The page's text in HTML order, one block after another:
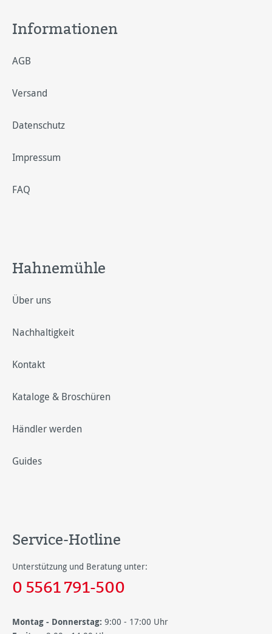
Informationen
AGB
Versand
Datenschutz
Impressum
FAQ
Hahnemühle
Über uns
Nachhaltigkeit
Kontakt
Kataloge & Broschüren
Händler werden
Guides
Service-Hotline
Unterstützung und Beratung unter:
0 5561 791-500
Montag - Donnerstag: 9:00 - 17:00 Uhr